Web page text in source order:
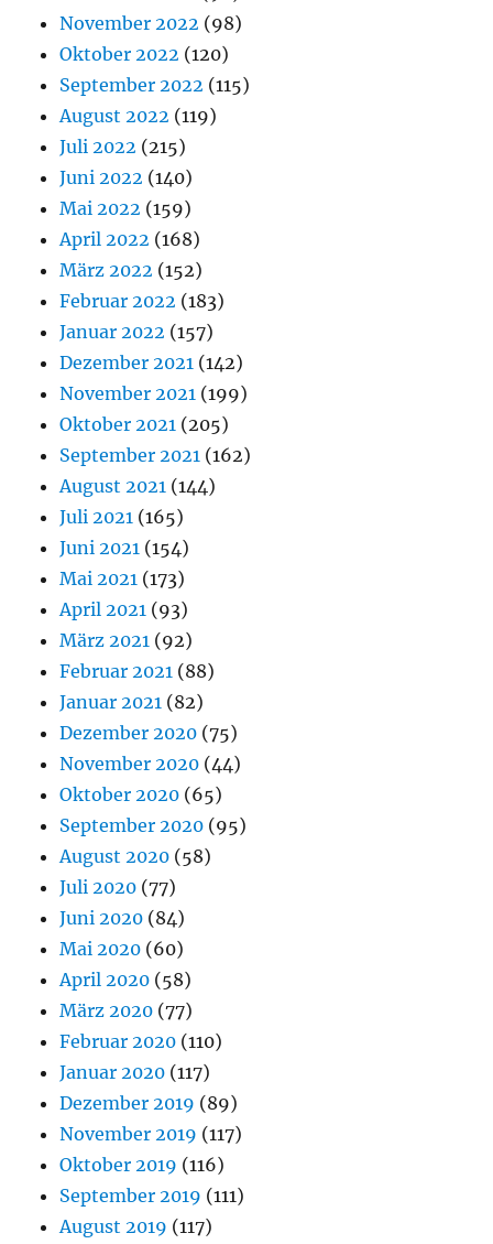
November 2022 (98)
Oktober 2022 (120)
September 2022 (115)
August 2022 (119)
Juli 2022 (215)
Juni 2022 (140)
Mai 2022 (159)
April 2022 (168)
März 2022 (152)
Februar 2022 (183)
Januar 2022 (157)
Dezember 2021 (142)
November 2021 (199)
Oktober 2021 (205)
September 2021 (162)
August 2021 (144)
Juli 2021 (165)
Juni 2021 (154)
Mai 2021 (173)
April 2021 (93)
März 2021 (92)
Februar 2021 (88)
Januar 2021 (82)
Dezember 2020 (75)
November 2020 (44)
Oktober 2020 (65)
September 2020 (95)
August 2020 (58)
Juli 2020 (77)
Juni 2020 (84)
Mai 2020 (60)
April 2020 (58)
März 2020 (77)
Februar 2020 (110)
Januar 2020 (117)
Dezember 2019 (89)
November 2019 (117)
Oktober 2019 (116)
September 2019 (111)
August 2019 (117)